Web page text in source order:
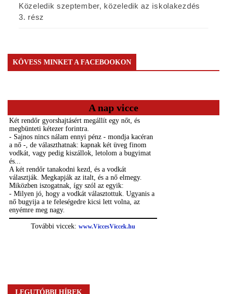
Közeledik szeptember, közeledik az iskolakezdés
3. rész
KÖVESS MINKET A FACEBOOKON
A nap vicce
LEGUTÓBBI HÍREK